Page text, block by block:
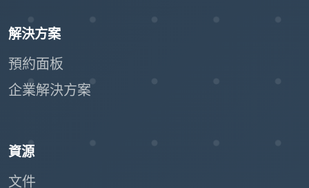
解決方案
預約面板
企業解決方案
資源
文件